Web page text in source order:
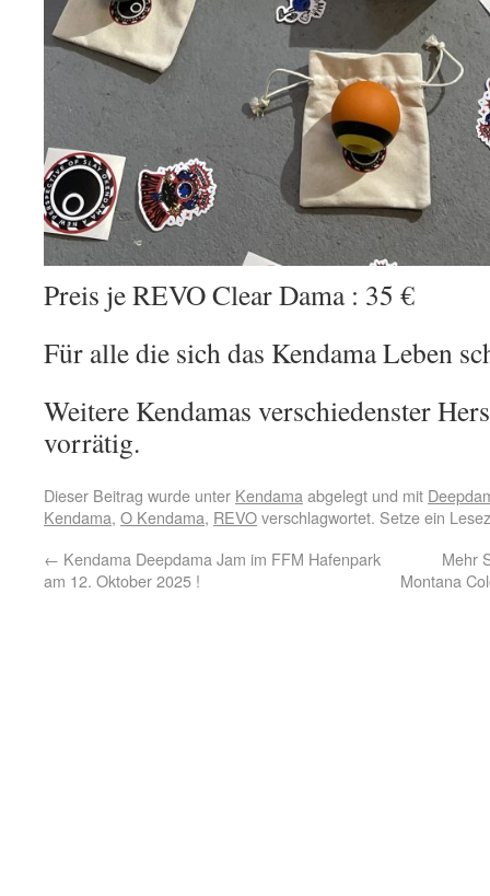
Preis je REVO Clear Dama : 35 €
Für alle die sich das Kendama Leben
Weitere Kendamas verschiedenster
vorrätig.
Dieser Beitrag wurde unter Kendamaabgelegt und mit
Kendama, O Kendama, REVOverschlagwortet. Setze ein
← Kendama Deepdama Jam im FFM Hafenpark
am 12. Oktober 2025 !
Mehr
Montana